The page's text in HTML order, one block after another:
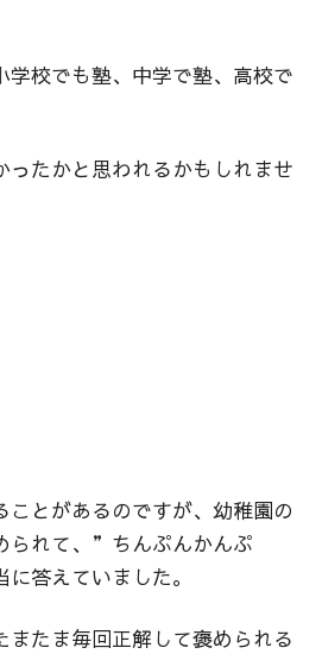
学校でも塾、中学で塾、高校で
ったかと思われるかもしれませ
ことがあるのですが、幼稚園の
られて、”ちんぷんかんぷ
答えていました。
またま毎回正解して褒められる